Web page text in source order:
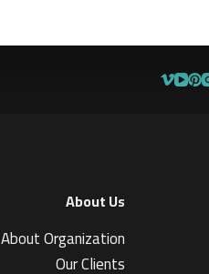
About Us
About Organization
Our Clients